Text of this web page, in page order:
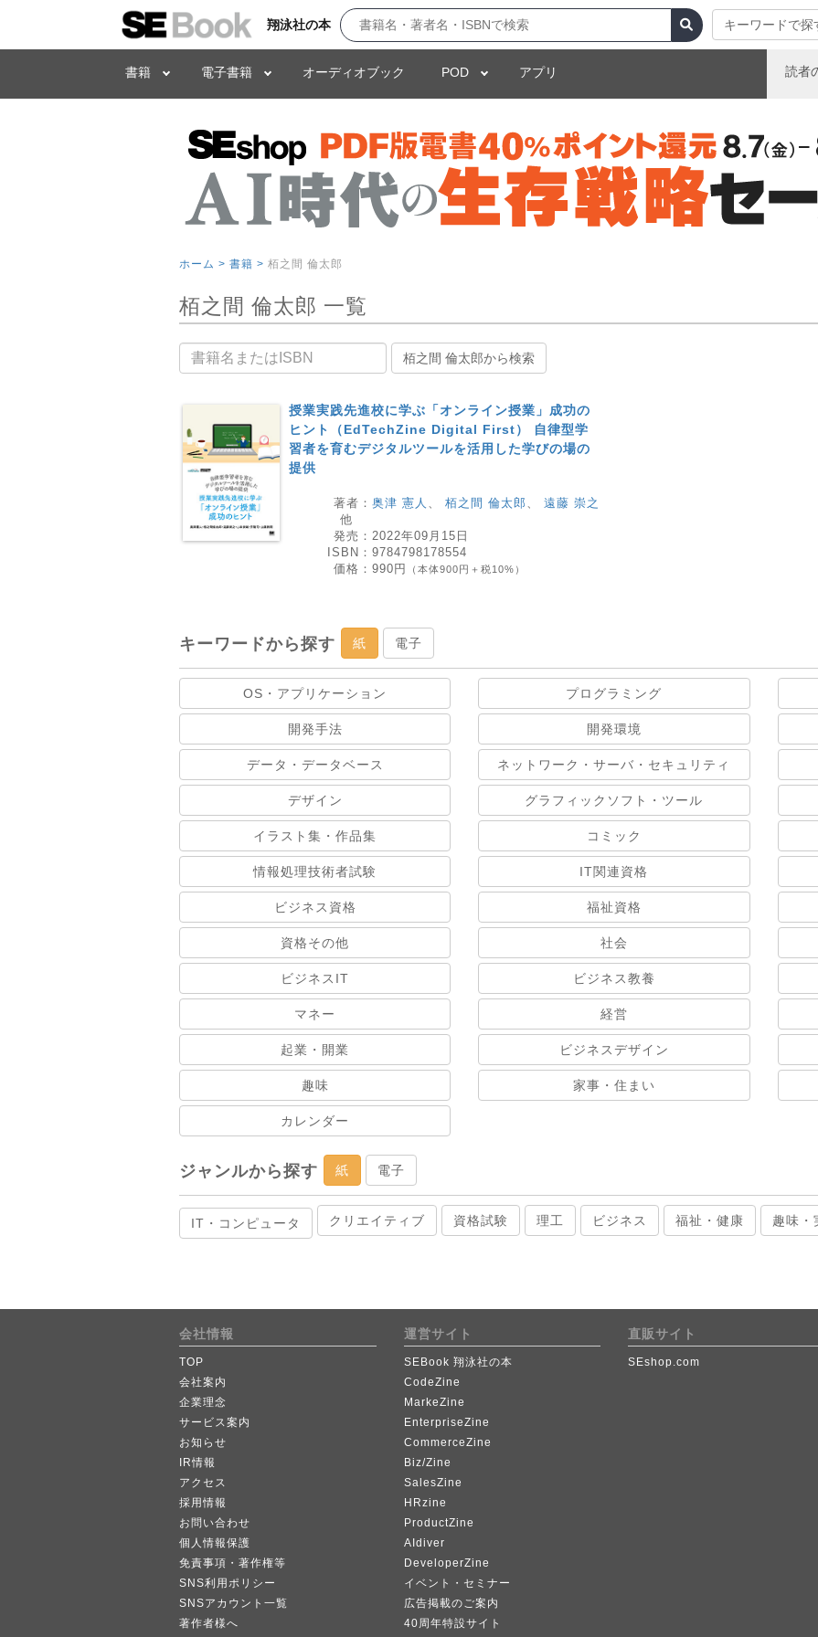
翔泳社の本 キーワードで探
書籍 電子書籍 オーディオブック POD アプリ 読者
ホーム > 書籍 > 栢之間 倫太郎
栢之間 倫太郎 一覧
書籍名 栢之間 倫太郎から検索
授業実践先進校に学ぶ「オンライン授業」成功の
ヒント（EdTechZine Digital First） 自律型学
習者を育むデジタルツールを活用した学びの場の
提供
著者： 奥津 憲人 、 栢之間 倫太郎 、 遠藤 崇之
他
発売： 2022年09月15日
ISBN： 9784798178554
価格： 990円 （本体900円＋税10%）
キーワードから探す 紙 電子
OS・アプリケーション プログラミング
開発手法 開発環境
データ・データベース ネットワーク・サーバ・セキュリティ
デザイン グラフィックソフト・ツール
イラスト集・作品集 コミック
情報処理技術者試験 IT関連資格
ビジネス資格 福祉資格
資格その他 社会
ビジネスIT ビジネス教養
マネー 経営
起業・開業 ビジネスデザイン
趣味 家事・住まい
カレンダー
ジャンルから探す 紙 電子
IT・コンピュータ クリエイティブ 資格試験 理工 ビジネス 福祉・健康 趣味・
会社情報
TOP
会社案内
企業理念
サービス案内
お知らせ
IR情報
アクセス
採用情報
お問い合わせ
個人情報保護
免責事項・著作権等
SNS利用ポリシー
SNSアカウント一覧
著作者様へ
運営サイト
SEBook 翔泳社の本
CodeZine
MarkeZine
EnterpriseZine
CommerceZine
Biz/Zine
SalesZine
HRzine
ProductZine
AIdiver
DeveloperZine
イベント・セミナー
広告掲載のご案内
40周年特設サイト
直販サイト
SEshop.com